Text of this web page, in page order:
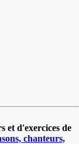
et d'exercices de
chanteurs,